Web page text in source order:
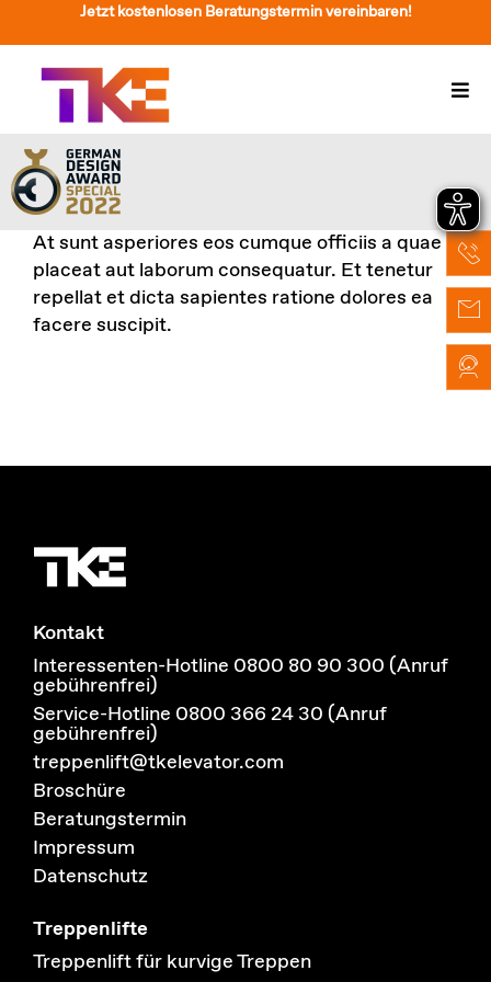
Inhalt
springen
Jetzt kostenlosen Beratungstermin vereinbaren!
Treppenlift
Preise
Service
Treppenliftberatung
At sunt asperiores eos cumque officiis a quae
placeat aut laborum consequatur. Et tenetur
repellat et dicta sapientes ratione dolores ea
facere suscipit.
Kontakt
Interessenten-Hotline 0800 80 90 300 (Anruf
gebührenfrei)
Service-Hotline 0800 366 24 30 (Anruf
gebührenfrei)
treppenlift@tkelevator.com
Broschüre
Beratungstermin
Impressum
Datenschutz
Treppenlifte
Treppenlift für kurvige Treppen